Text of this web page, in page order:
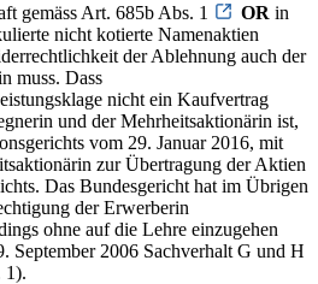
gemäss Art. 685b Abs. 1
OR in
nicht kotierte Namenaktien
der Ablehnung auch der
muss. Dass
nicht ein Kaufvertrag
und der Mehrheitsaktionärin ist,
vom 29. Januar 2016, mit
zur Übertragung der Aktien
Das Bundesgericht hat im Übrigen
der Erwerberin
ohne auf die Lehre einzugehen
September 2006 Sachverhalt G und H
1).